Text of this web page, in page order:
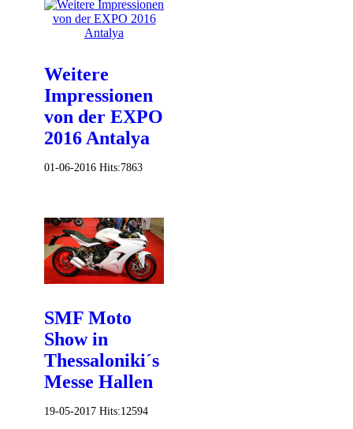
Weitere
Impressionen
von der EXPO
2016 Antalya
01-06-2016 Hits:7863
SMF Moto
Show in
Thessaloniki´s
Messe Hallen
19-05-2017 Hits:12594